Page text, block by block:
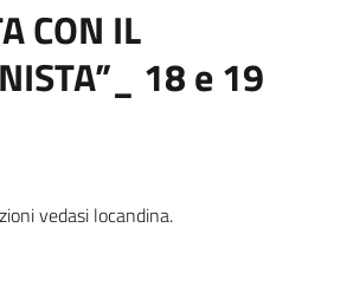
CON IL
18 e 19
vedasi locandina.